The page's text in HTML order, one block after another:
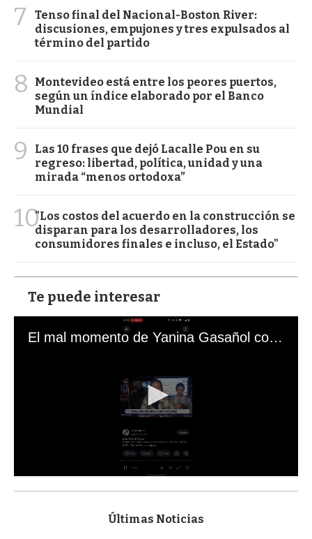
7
Tenso final del Nacional-Boston River:
discusiones, empujones y tres expulsados al
término del partido
8
Montevideo está entre los peores puertos,
según un índice elaborado por el Banco
Mundial
9
Las 10 frases que dejó Lacalle Pou en su
regreso: libertad, política, unidad y una
mirada “menos ortodoxa”
10"Los costos del acuerdo en la construcción se
disparan para los desarrolladores, los
consumidores finales e incluso, el Estado"
Te puede interesar
El mal momento de Yanina Gasañol con un hincha argentino en "Subrayado"
s
Últimas Noticias